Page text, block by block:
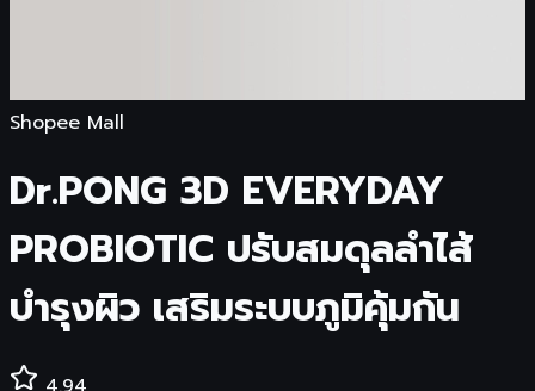
Shopee Mall
Dr.PONG 3D EVERYDAY
PROBIOTIC ปรับสมดุลลำไส้
บำรุงผิว เสริมระบบภูมิคุ้มกัน